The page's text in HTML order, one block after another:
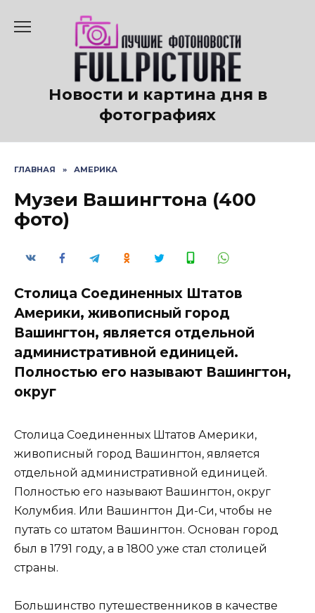
содержанию
Новости и картина дня в
фотографиях
ГЛАВНАЯ » АМЕРИКА
Музеи Вашингтона (400
фото)
Столица Соединенных Штатов
Америки, живописный город
Вашингтон, является отдельной
административной единицей.
Полностью его называют Вашингтон,
округ
Столица Соединенных Штатов Америки,
живописный город Вашингтон, является
отдельной административной единицей.
Полностью его называют Вашингтон, округ
Колумбия. Или Вашингтон Ди-Си, чтобы не
путать со штатом Вашингтон. Основан город
был в 1791 году, а в 1800 уже стал столицей
страны.
Большинство путешественников в качестве